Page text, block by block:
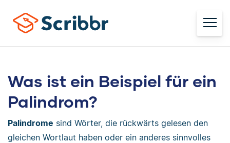
Was ist ein Beispiel für ein
Palindrom?
Palindrome sind Wörter, die rückwärts gelesen den
gleichen Wortlaut haben oder ein anderes sinnvolles